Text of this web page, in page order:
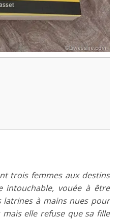
trois femmes aux destins
intouchable, vouée à être
à mains nues pour
elle refuse que sa fille